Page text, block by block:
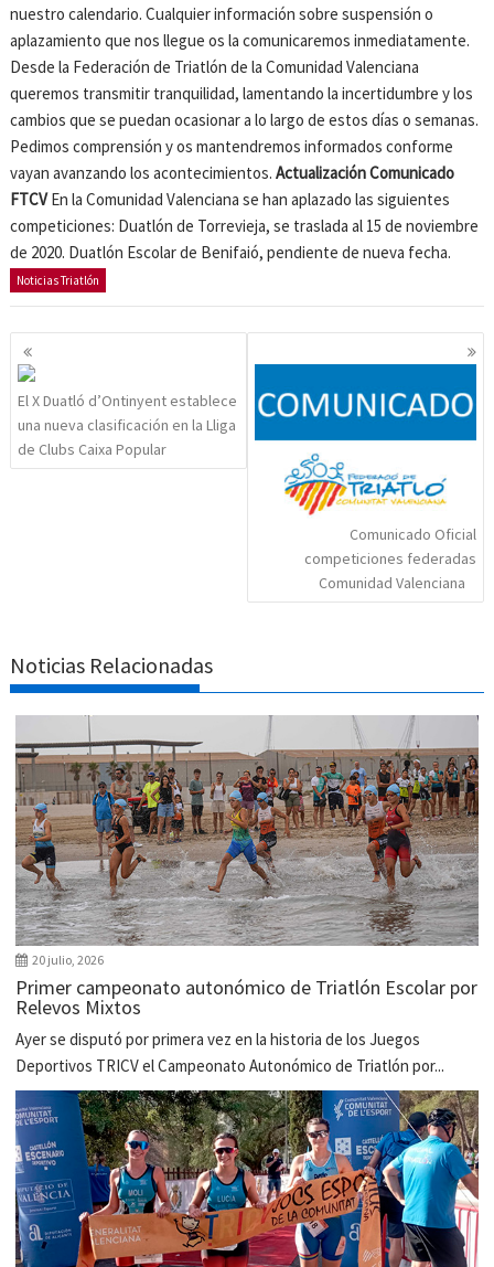
nuestro calendario. Cualquier información sobre suspensión o
aplazamiento que nos llegue os la comunicaremos inmediatamente.
Desde la Federación de Triatlón de la Comunidad Valenciana
queremos transmitir tranquilidad, lamentando la incertidumbre y los
cambios que se puedan ocasionar a lo largo de estos días o semanas.
Pedimos comprensión y os mantendremos informados conforme
vayan avanzando los acontecimientos.Actualización Comunicado
FTCVEn la Comunidad Valenciana se han aplazado las siguientes
competiciones: Duatlón de Torrevieja, se traslada al 15 de noviembre
de 2020. Duatlón Escolar de Benifaió, pendiente de nueva fecha.
Noticias Triatlón
Navegación
de
entradas
El X Duatló d’Ontinyent establece
una nueva clasificación en la Lliga
de Clubs Caixa Popular
Comunicado Oficial
competiciones federadas
Comunidad Valenciana
Noticias Relacionadas
20 julio, 2026
Primer campeonato autonómico de Triatlón Escolar por
Relevos Mixtos
Ayer se disputó por primera vez en la historia de los Juegos
Deportivos TRICV el Campeonato Autonómico de Triatlón por...